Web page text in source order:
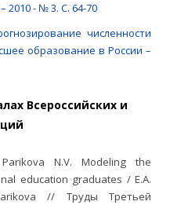
2010 - № 3. С. 64-70
численности
образование в России –
Всероссийских и
N.V. Modeling the
education graduates / E.A.
// Труды Третьей